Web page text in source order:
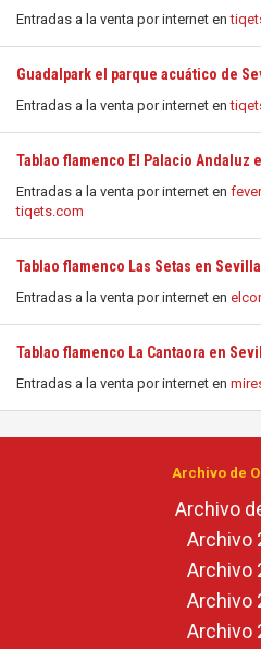
Entradas a la venta por internet en
Guadalpark el parque acuático de
Entradas a la venta por internet en
Tablao flamenco El Palacio Andaluz
Entradas a la venta por internet en
tiqets.com
Tablao flamenco Las Setas en Sevilla
Entradas a la venta por internet en
Tablao flamenco La Cantaora en
Entradas a la venta por internet en
Archivo de
Archivo
Archivo
Archivo
Archivo
Archivo